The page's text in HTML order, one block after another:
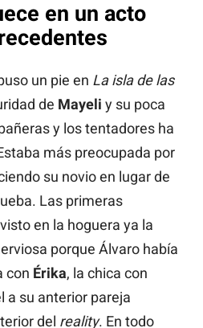
en un acto
un pie en La isla de las
de Mayeli y su poca
y los tentadores ha
más preocupada por
su novio en lugar de
Las primeras
en la hoguera ya la
porque Álvaro había
con Érika, la chica con
a su anterior pareja
del reality. En todo